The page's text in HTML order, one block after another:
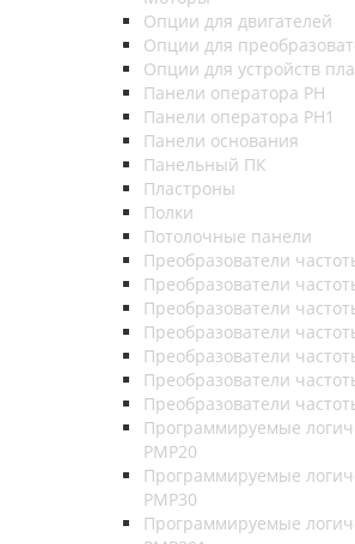
Опции для двигателей
Опции для
Опции для устройств
Панели оператора PH
Панели оператора PH1
Панели основания
Панельный ПК
Пластроны
Полки
Потолочные панели
Преобразователи
Преобразователи
Преобразователи
Преобразователи
Преобразователи
Преобразователи
Преобразователи
Программируемые
PMP20
Программируемые
PMP30
Программируемые